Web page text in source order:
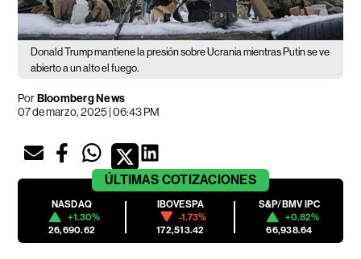
Donald Trump mantiene la presión sobre Ucrania mientras Putin se ve
abierto a un alto el fuego.
PorBloomberg News
07 de marzo, 2025 | 06:43 PM
ÚLTIMAS COTIZACIONES
NASDAQ
+1.30%
26,690.62
IBOVESPA
-1.73%
172,513.42
S&P/BMV IPC
+0.82%
66,938.64